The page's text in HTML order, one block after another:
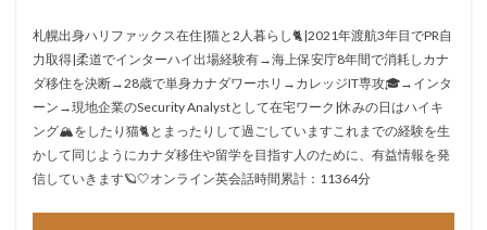
札幌出身ハリファックス在住|猫と2人暮らし🐈|2021年渡航3年目でPR自
力取得|柔道でインターハイ出場経験有→海上保安庁8年間で消耗しカナ
ダ移住を決断→28歳で単身カナダワーホリ→カレッジIT専攻🎓→インタ
ーン→現地企業のSecurity Analystとして在宅ワーク|休みの日はハイキ
ング🏔をしたり猫🐈とまったりして過ごしていますこれまでの経験を生
かして同じようにカナダ移住や留学を目指す人のために、有益情報を発
信していきます🪐🤍オンライン英会話時間累計：11364分